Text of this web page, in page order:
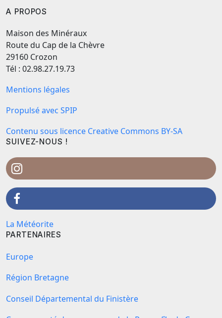
A PROPOS
Maison des Minéraux
Route du Cap de la Chèvre
29160 Crozon
Tél : 02.98.27.19.73
Mentions légales
Propulsé avec SPIP
Contenu sous licence Creative Commons BY-SA
SUIVEZ-NOUS !
La Météorite
PARTENAIRES
Europe
Région Bretagne
Conseil Départemental du Finistère